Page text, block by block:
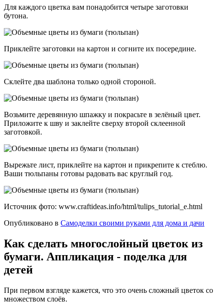
Для каждого цветка вам понадобится четыре заготовки
бутона.
Приклейте заготовки на картон и согните их посередине.
Склейте два шаблона только одной стороной.
Возьмите деревянную шпажку и покрасьте в зелёный цвет.
Приложите к шву и заклейте сверху второй склеенной
заготовкой.
Вырежьте лист, приклейте на картон и прикрепите к стеблю.
Ваши тюльпаны готовы радовать вас круглый год.
Источник фото: www.craftideas.info/html/tulips_tutorial_e.html
Опубликовано в Самоделки своими руками для дома и дачи
Как сделать многослойный цветок из
бумаги. Аппликация - поделка для
детей
При первом взгляде кажется, что это очень сложный цветок со
множеством слоёв.